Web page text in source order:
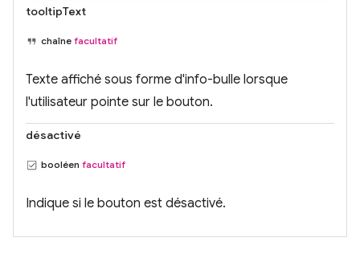
tooltipText
chaîne facultatif
Texte affiché sous forme d'info-bulle lorsque
l'utilisateur pointe sur le bouton.
désactivé
booléen facultatif
Indique si le bouton est désactivé.